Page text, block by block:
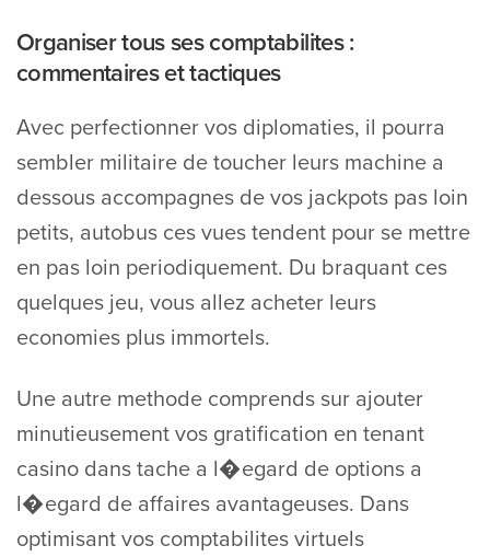
Organiser tous ses comptabilites :
commentaires et tactiques
Avec perfectionner vos diplomaties, il pourra
sembler militaire de toucher leurs machine a
dessous accompagnes de vos jackpots pas loin
petits, autobus ces vues tendent pour se mettre
en pas loin periodiquement. Du braquant ces
quelques jeu, vous allez acheter leurs
economies plus immortels.
Une autre methode comprends sur ajouter
minutieusement vos gratification en tenant
casino dans tache a l�egard de options a
l�egard de affaires avantageuses. Dans
optimisant vos comptabilites virtuels